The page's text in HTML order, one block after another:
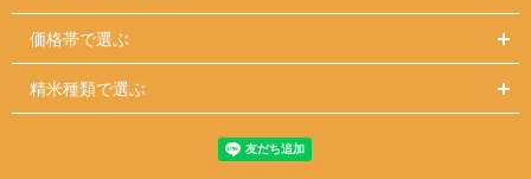
価格帯で選ぶ
精米種類で選ぶ